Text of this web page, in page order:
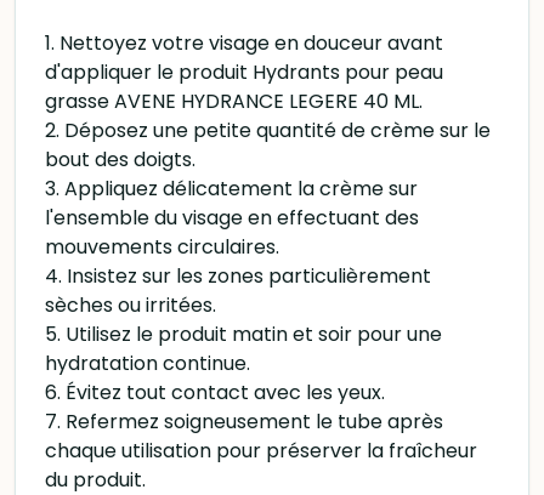
1. Nettoyez votre visage en douceur avant
d'appliquer le produit Hydrants pour peau
grasse AVENE HYDRANCE LEGERE 40 ML.
2. Déposez une petite quantité de crème sur le
bout des doigts.
3. Appliquez délicatement la crème sur
l'ensemble du visage en effectuant des
mouvements circulaires.
4. Insistez sur les zones particulièrement
sèches ou irritées.
5. Utilisez le produit matin et soir pour une
hydratation continue.
6. Évitez tout contact avec les yeux.
7. Refermez soigneusement le tube après
chaque utilisation pour préserver la fraîcheur
du produit.